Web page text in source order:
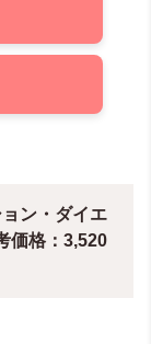
ン・ダイエ
価格：3,520